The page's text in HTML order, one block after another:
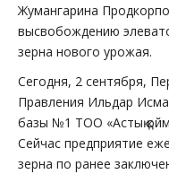
Жумангарина
высвобождению
зерна нового урожая.
Сегодня, 2 сентября,
Правления Ильдар
базы №1 ТОО «Астық
Сейчас предприятие
зерна по ранее